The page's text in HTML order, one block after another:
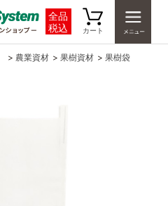
全品
税込
カート
> 農業資材 > 果樹資材 > 果樹袋